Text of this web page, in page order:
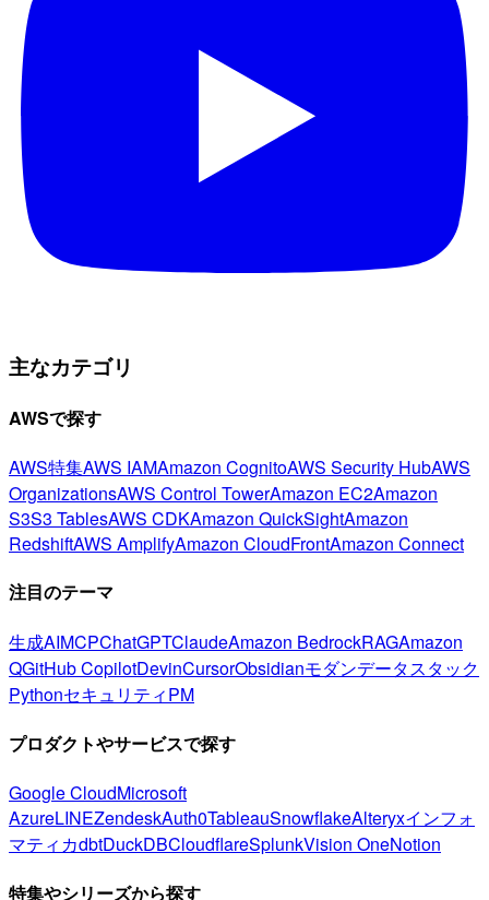
主なカテゴリ
AWSで探す
AWS特集AWS IAMAmazon CognitoAWS Security HubAWS
OrganizationsAWS Control TowerAmazon EC2Amazon
S3S3 TablesAWS CDKAmazon QuickSightAmazon
RedshiftAWS AmplifyAmazon CloudFrontAmazon Connect
注目のテーマ
生成AIMCPChatGPTClaudeAmazon BedrockRAGAmazon
QGitHub CopilotDevinCursorObsidianモダンデータスタック
PythonセキュリティPM
プロダクトやサービスで探す
Google CloudMicrosoft
AzureLINEZendeskAuth0TableauSnowflakeAlteryxインフォ
マティカdbtDuckDBCloudflareSplunkVision OneNotion
特集やシリーズから探す